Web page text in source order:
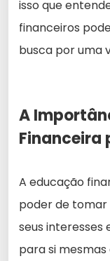
isso que
financeiros
busca por uma
A
Financeira
A educação
poder de
seus interesses
para si